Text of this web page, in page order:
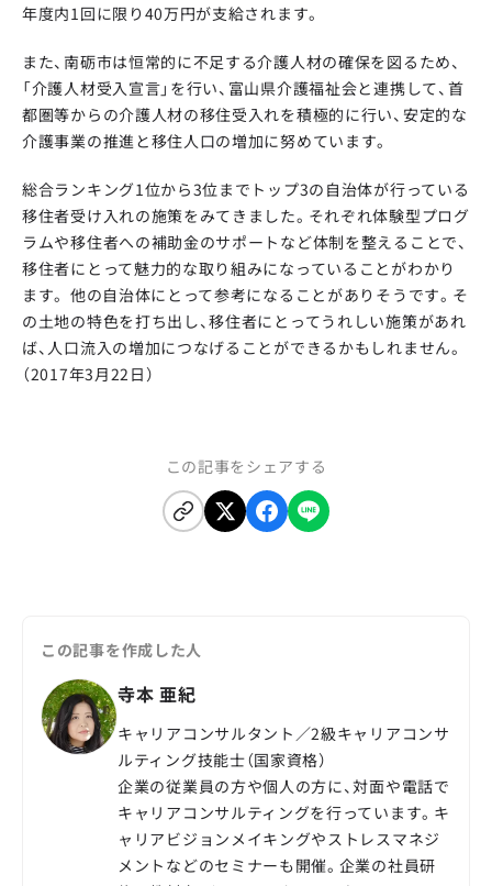
年度内1回に限り40万円が支給されます。
また、南砺市は恒常的に不足する介護人材の確保を図るため、
「介護人材受入宣言」を行い、富山県介護福祉会と連携して、首
都圏等からの介護人材の移住受入れを積極的に行い、安定的な
介護事業の推進と移住人口の増加に努めています。
総合ランキング1位から3位までトップ3の自治体が行っている
移住者受け入れの施策をみてきました。それぞれ体験型プログ
ラムや移住者への補助金のサポートなど体制を整えることで、
移住者にとって魅力的な取り組みになっていることがわかり
ます。 他の自治体にとって参考になることがありそうです。そ
の土地の特色を打ち出し、移住者にとってうれしい施策があれ
ば、人口流入の増加につなげることができるかもしれません。
（2017年3月22日）
この記事をシェアする
この記事を作成した人
寺本 亜紀
キャリアコンサルタント／2級キャリアコンサ
ルティング技能士（国家資格）
企業の従業員の方や個人の方に、対面や電話で
キャリアコンサルティングを行っています。キ
ャリアビジョンメイキングやストレスマネジ
メントなどのセミナーも開催。企業の社員研